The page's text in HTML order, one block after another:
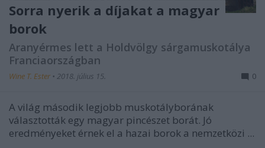
Sorra nyerik a díjakat a magyar
borok
Aranyérmes lett a Holdvölgy sárgamuskotálya
Franciaországban
Wine T. Ester • 2018. július 15. 0
A világ második legjobb muskotályborának
választották egy magyar pincészet borát. Jó
eredményeket érnek el a hazai borok a nemzetközi ...